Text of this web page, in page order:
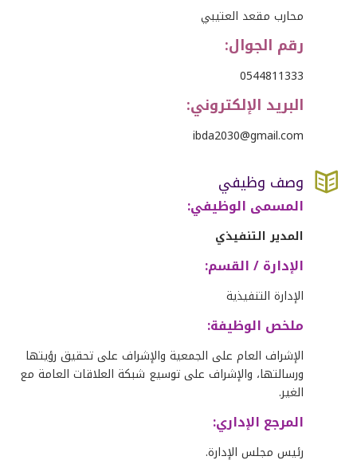
محارب مقعد العتيبي
رقم الجوال:
0544811333
البريد الإلكتروني:
ibda2030@gmail.com
 وصف وظيفي
المسمى الوظيفي:
المدير التنفيذي
الإدارة/القسم:
الإدارة التنفيذية
ملخص الوظيفة:
الإشراف العام على الجمعية والإشراف على تحقيق رؤيتها
ورسالتها، والإشراف على توسيع شبكة العلاقات العامة مع
الغير.
المرجع الإداري:
رئيس مجلس الإدارة.